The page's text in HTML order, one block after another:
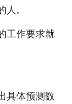
。
工作要求就
具体预测数